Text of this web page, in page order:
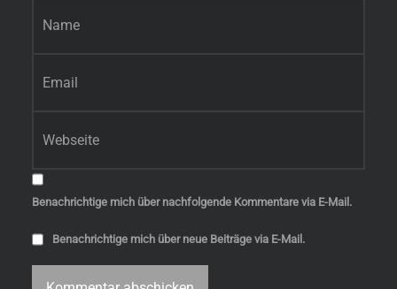
Benachrichtige mich über nachfolgende Kommentare via E-Mail.
Benachrichtige mich über neue Beiträge via E-Mail.